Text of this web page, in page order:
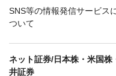
SNS等の情報発信サービス
ついて
ネット証券/日本株・米国
井証券